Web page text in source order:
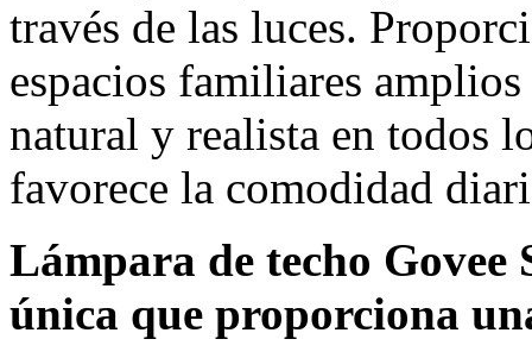
través de las luces.
espacios familiares
natural y realista en todos
favorece la comodidad
Lámpara de techo
única que proporciona